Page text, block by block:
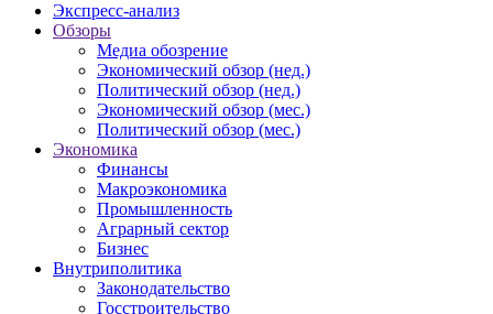
Экспресс-анализ
Обзоры
Медиа обозрение
Экономический обзор (нед.)
Политический обзор (нед.)
Экономический обзор (мес.)
Политический обзор (мес.)
Экономика
Финансы
Макроэкономика
Промышленность
Аграрный сектор
Бизнес
Внутриполитика
Законодательство
Госстроительство